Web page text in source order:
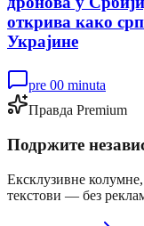
открива како
Украјине
pre 00 minuta
Правда Premium
Подржите
Ексклузивне
текстови — без